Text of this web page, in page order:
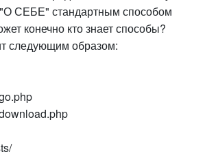
СЕБЕ" стандартным способом
конечно кто знает способы?
следующим образом: